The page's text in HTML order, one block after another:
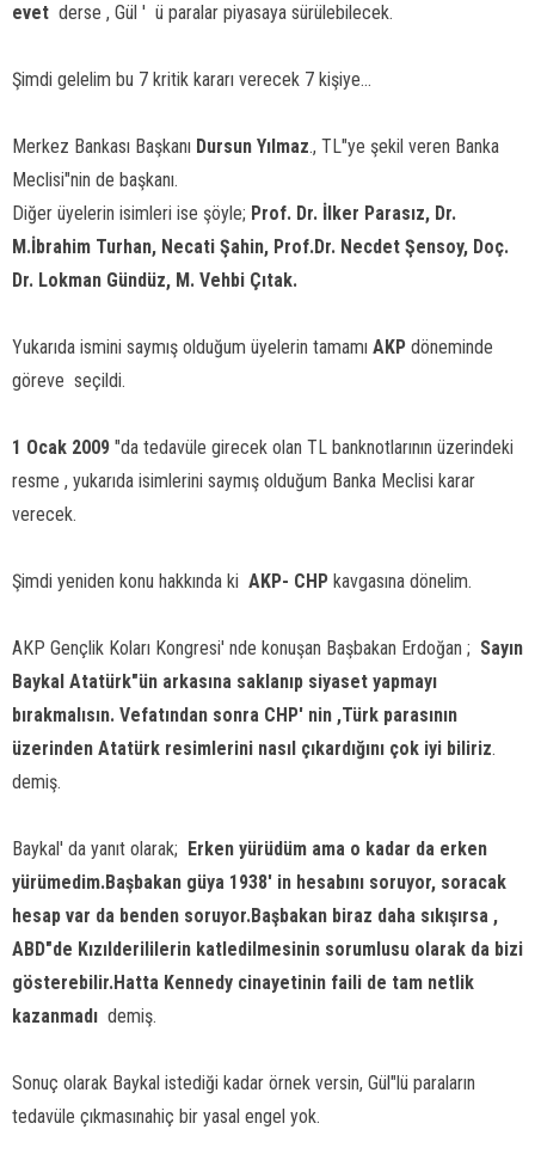
evet  derse , Gül ' ü paralar piyasaya sürülebilecek.
Şimdi gelelim bu 7 kritik kararı verecek 7 kişiye...
Merkez Bankası Başkanı Dursun Yılmaz., TL"ye şekil veren Banka
Meclisi"nin de başkanı.
Diğer üyelerin isimleri ise şöyle; Prof. Dr. İlker Parasız, Dr.
M.İbrahim Turhan, Necati Şahin, Prof.Dr. Necdet Şensoy, Doç.
Dr. Lokman Gündüz, M. Vehbi Çıtak.
Yukarıda ismini saymış olduğum üyelerin tamamı AKP döneminde
göreve seçildi.
1 Ocak 2009 "da tedavüle girecek olan TL banknotlarının üzerindeki
resme , yukarıda isimlerini saymış olduğum Banka Meclisi karar
verecek.
Şimdi yeniden konu hakkında ki AKP- CHP kavgasına dönelim.
AKP Gençlik Koları Kongresi' nde konuşan Başbakan Erdoğan ;  Sayın
Baykal Atatürk"ün arkasına saklanıp siyaset yapmayı
bırakmalısın. Vefatından sonra CHP' nin ,Türk parasının
üzerinden Atatürk resimlerini nasıl çıkardığını çok iyi biliriz.
demiş.
Baykal' da yanıt olarak;  Erken yürüdüm ama o kadar da erken
yürümedim.Başbakan güya 1938' in hesabını soruyor, soracak
hesap var da benden soruyor.Başbakan biraz daha sıkışırsa ,
ABD"de Kızılderililerin katledilmesinin sorumlusu olarak da bizi
gösterebilir.Hatta Kennedy cinayetinin faili de tam netlik
kazanmadı  demiş.
Sonuç olarak Baykal istediği kadar örnek versin, Gül"lü paraların
tedavüle çıkmasınahiç bir yasal engel yok.